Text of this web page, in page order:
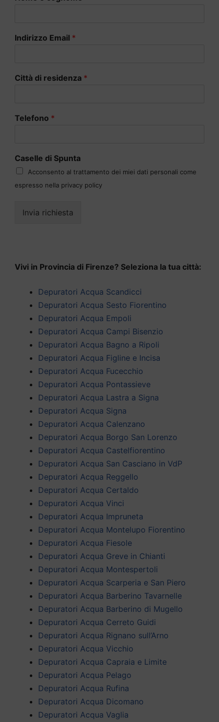
Indirizzo Email *
Città di residenza *
Telefono *
Caselle di Spunta
Acconsento al trattamento dei miei dati personali come
espresso nella privacy policy
Invia richiesta
Vivi in Provincia di Firenze? Seleziona la tua città:
Depuratori Acqua Scandicci
Depuratori Acqua Sesto Fiorentino
Depuratori Acqua Empoli
Depuratori Acqua Campi Bisenzio
Depuratori Acqua Bagno a Ripoli
Depuratori Acqua Figline e Incisa
Depuratori Acqua Fucecchio
Depuratori Acqua Pontassieve
Depuratori Acqua Lastra a Signa
Depuratori Acqua Signa
Depuratori Acqua Calenzano
Depuratori Acqua Borgo San Lorenzo
Depuratori Acqua Castelfiorentino
Depuratori Acqua San Casciano in VdP
Depuratori Acqua Reggello
Depuratori Acqua Certaldo
Depuratori Acqua Vinci
Depuratori Acqua Impruneta
Depuratori Acqua Montelupo Fiorentino
Depuratori Acqua Fiesole
Depuratori Acqua Greve in Chianti
Depuratori Acqua Montespertoli
Depuratori Acqua Scarperia e San Piero
Depuratori Acqua Barberino Tavarnelle
Depuratori Acqua Barberino di Mugello
Depuratori Acqua Cerreto Guidi
Depuratori Acqua Rignano sull’Arno
Depuratori Acqua Vicchio
Depuratori Acqua Capraia e Limite
Depuratori Acqua Pelago
Depuratori Acqua Rufina
Depuratori Acqua Dicomano
Depuratori Acqua Vaglia